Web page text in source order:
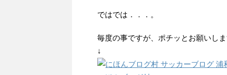
ではでは．．．。
毎度の事ですが、ポチッとお願いし
↓